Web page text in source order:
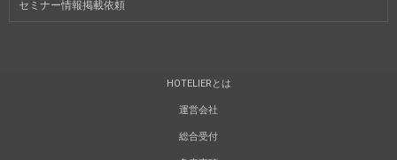
セミナー情報掲載依頼
HOTELIERとは
運営会社
総合受付